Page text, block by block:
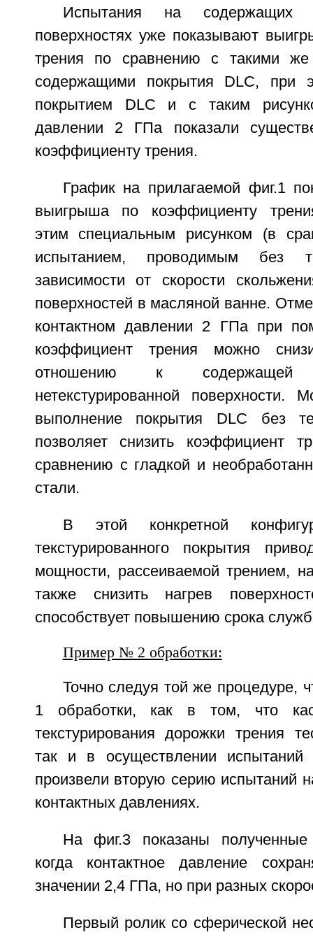
Испытания на содержащих
поверхностях уже показывают
трения по сравнению с такими же
содержащими покрытия DLC, при
покрытием DLC и с таким
давлении 2 ГПа показали
коэффициенту трения.
График на прилагаемой фиг.1
выигрыша по коэффициенту
этим специальным рисунком (в
испытанием, проводимым без
зависимости от скорости
поверхностей в масляной ванне.
контактном давлении 2 ГПа при
коэффициент трения можно
отношению к
нетекстурированной поверхности.
выполнение покрытия DLC без
позволяет снизить коэффициент
сравнению с гладкой и
стали.
В этой конкретной
текстурированного покрытия
мощности, рассеиваемой трением,
также снизить нагрев
способствует повышению срока
Пример № 2 обработки:
Точно следуя той же процедуре,
1 обработки, как в том, что
текстурирования дорожки трения
так и в осуществлении
произвели вторую серию испытаний
контактных давлениях.
На фиг.3 показаны полученные
когда контактное давление
значении 2,4 ГПа, но при разных
Первый ролик со сферической